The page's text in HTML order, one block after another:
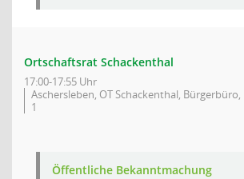
Ortschaftsrat Schackenthal
17:00-17:55 Uhr
Aschersleben, OT Schackenthal,
1
Öffentliche Bekanntmachung